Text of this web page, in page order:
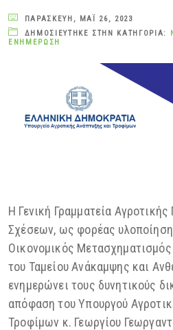
ΠΑΡΑΣΚΕΥΉ, ΜΆΙ 26, 2023
ΔΗΜΟΣΙΕΎΤΗΚΕ ΣΤΗΝ ΚΑΤΗΓΟΡΊΑ:
ΕΝΗΜΈΡΩΣΗ
Η Γενική Γραμματεία
Σχέσεων, ως φορέας
Οικονομικός
του Ταμείου Ανάκαμψης και
ενημερώνει τους δυνητικούς
απόφαση του Υπουργού
Τροφίμων κ. Γεωργίου